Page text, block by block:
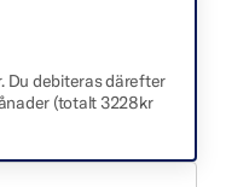
Du debiteras därefter
(totalt 3228kr